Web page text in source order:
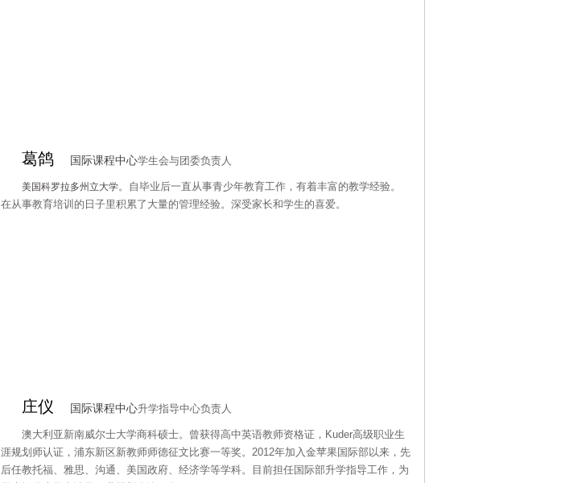
葛鸽 国际课程中心学生会与团委负责人
美国科罗拉多州立大学。自毕业后一直从事青少年教育工作，有着丰富的教学经验。
在从事教育培训的日子里积累了大量的管理经验。深受家长和学生的喜爱。
庄仪 国际课程中心升学指导中心负责人
澳大利亚新南威尔士大学商科硕士。曾获得高中英语教师资格证，Kuder高级职业生
涯规划师认证，浦东新区新教师师德征文比赛一等奖。2012年加入金苹果国际部以来，先
后任教托福、雅思、沟通、美国政府、经济学等学科。目前担任国际部升学指导工作，为